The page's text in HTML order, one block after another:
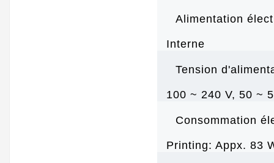
Alimentation
Interne
Tension
100 ~ 240 V, 50 ~
Consommation
Printing: Appx. 83